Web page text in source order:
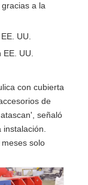
a la
UU.
UU.
con cubierta
de
señaló
solo